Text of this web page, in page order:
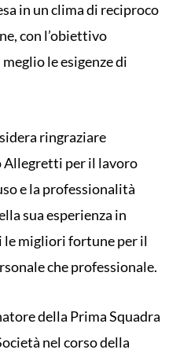
in un clima di reciproco
con l’obiettivo
le esigenze di
ringraziare
Allegretti per il lavoro
e la professionalità
sua esperienza in
le migliori fortune per il
che professionale.
della Prima Squadra
nel corso della